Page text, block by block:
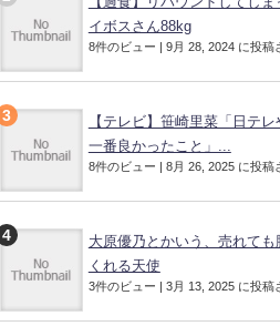
イボスさん88kg
8件のビュー 9月 28, 2024 に投稿
【テレビ】笹崎里菜「日テレ
一番良かったこと」...
8件のビュー 8月 26, 2025 に投稿
大原優乃とかいう、売れても
くれる天使
3件のビュー 3月 13, 2025 に投稿